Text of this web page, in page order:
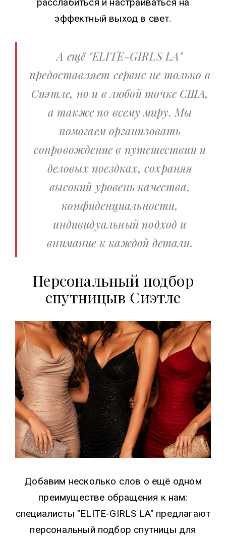
расслабиться и настраиваться на
эффектный выход в свет.
А ещё "ELITE-GIRLS LA"
предоставляет сервис не только в
Сиэтле, но и в любой точке США,
а также по всему миру. Мы
помогаем организовать
сопровождение в путешествии и
деловых поездках, сохраняя
высокий уровень качества,
конфиденциальности,
индивидуальный подход и
внимание к каждой детали.
Персональный подбор
спутницыв Сиэтле
Добавим несколько слов о ещё одном
преимуществе обращения к нам:
специалисты "ELITE-GIRLS LA" предлагают
персональный подбор спутницы для